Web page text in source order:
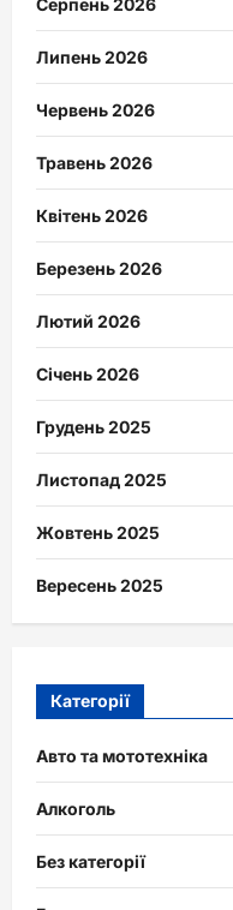
Липень 2026
Червень 2026
Травень 2026
Квітень 2026
Березень 2026
Лютий 2026
Січень 2026
Грудень 2025
Листопад 2025
Жовтень 2025
Вересень 2025
Категорії
Авто та мототехніка
Алкоголь
Без категорії